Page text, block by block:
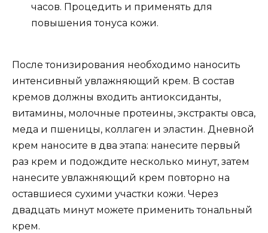
часов. Процедить и применять для
повышения тонуса кожи.
После тонизирования необходимо наносить
интенсивный увлажняющий крем. В состав
кремов должны входить антиоксиданты,
витамины, молочные протеины, экстракты овса,
меда и пшеницы, коллаген и эластин. Дневной
крем наносите в два этапа: нанесите первый
раз крем и подождите несколько минут, затем
нанесите увлажняющий крем повторно на
оставшиеся сухими участки кожи. Через
двадцать минут можете применить тональный
крем.